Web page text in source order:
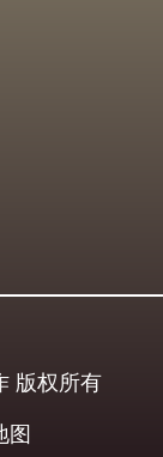
版权所有
图